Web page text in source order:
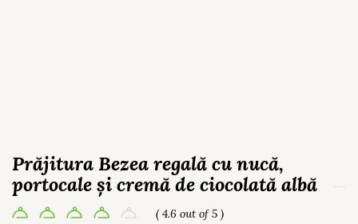
Prăjitura Bezea regală cu nucă,
portocale și cremă de ciocolată albă
( 4.6 out of 5 )